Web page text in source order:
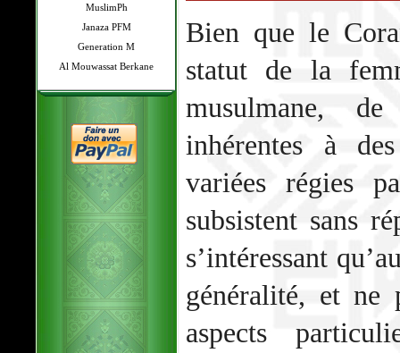
MuslimPh
Janaza PFM
Generation M
Al Mouwassat Berkane
Bien que le
statut de la
musulmane, de
inhérentes à
variées régies
subsistent sans
s’intéressant
généralité, et ne
aspects